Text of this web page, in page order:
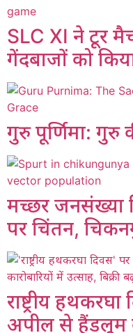
SLC XI ने टूर
गेंदबाजों को
गुरु पूर्णिमा: गुरु
मच्छर जनसंख्या
पर चिंतन,
राष्ट्रीय
अपील से हैंडलूम